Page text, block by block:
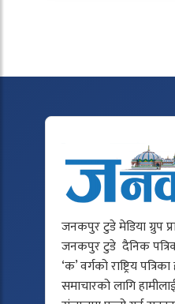
जनकपुर टुडे मेडिया ग्रुप
जनकपुर टुडे दैनिक
‘क’ वर्गको राष्ट्रिय
समाचारको लागि